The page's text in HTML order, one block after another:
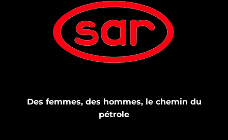
Des femmes, des hommes, le chemin du
pétrole